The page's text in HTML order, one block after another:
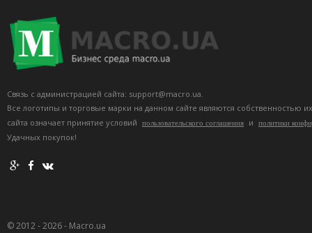
Связь с администрацией сайта: support@macro.ua.
Все логотипы и торговые марки на данном сайте являются собственностью
сайта означает принятие условий
пользовательского соглашения и политики
Удачных покупок!
© 2012 - 2026 - Macro.ua